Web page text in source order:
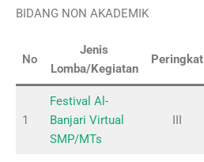
BIDANG NON AKADEMIK
No
Jenis
Lomba/Kegiatan
Peringkat
1
Festival Al-
Banjari Virtual
SMP/MTs